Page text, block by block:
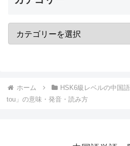
ホーム HSK6級レベルの中国語
tou」の意味・発音・読み方